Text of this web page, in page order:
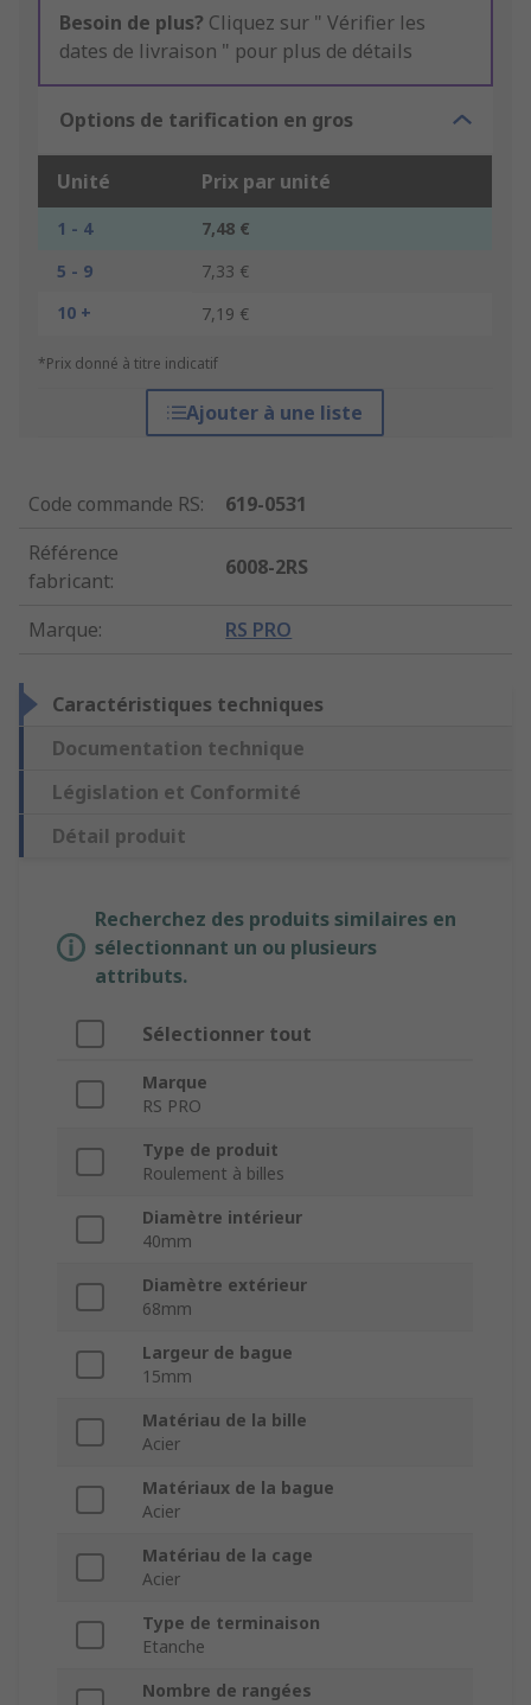
Besoin de plus? Cliquez sur " Vérifier les
dates de livraison " pour plus de détails
Options de tarification en gros
Unité Prix par unité
1 - 4
7,48 €
5 - 9
7,33 €
10 +
7,19 €
*Prix donné à titre indicatif
Ajouter à une liste
Code commande RS:
619-0531
Référence
fabricant:
6008-2RS
Marque: RS PRO
Caractéristiques techniques
Documentation technique
Législation et Conformité
Détail produit
Recherchez des produits similaires en
sélectionnant un ou plusieurs
attributs.
Sélectionner tout
Marque
RS PRO
Type de produit
Roulement à billes
Diamètre intérieur
40mm
Diamètre extérieur
68mm
Largeur de bague
15mm
Matériau de la bille
Acier
Matériaux de la bague
Acier
Matériau de la cage
Acier
Type de terminaison
Etanche
Nombre de rangées